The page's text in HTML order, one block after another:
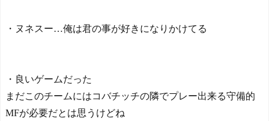
・ヌネスー…俺は君の事が好きになりかけてる
・良いゲームだった
まだこのチームにはコバチッチの隣でプレー出来る守備的
MFが必要だとは思うけどね